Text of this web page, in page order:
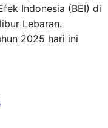
Indonesia (BEI) di
Lebaran.
2025 hari ini